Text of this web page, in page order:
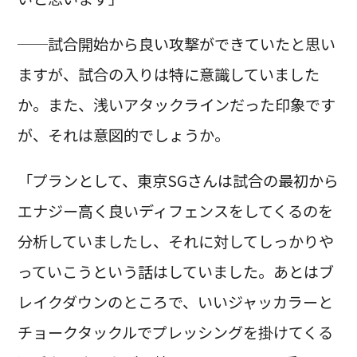
──試合開始から良い攻撃ができていたと思い
ますが、試合の入りは特に意識していました
か。また、浅いアタックラインだった印象です
が、それは意図的でしょうか。
「プランとして、東京SGさんは試合の最初から
エナジー高く良いディフェンスをしてくるのを
分析していましたし、それに対してしっかりや
っていこうという話はしていました。あとはブ
レイクダウンのところで、いいジャッカラーと
チョークタックルでプレッシングを掛けてくる